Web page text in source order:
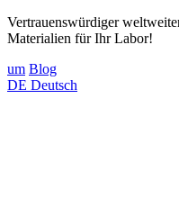
Vertrauenswürdiger
Materialien für Ihr Labor!
um Blog
DE Deutsch